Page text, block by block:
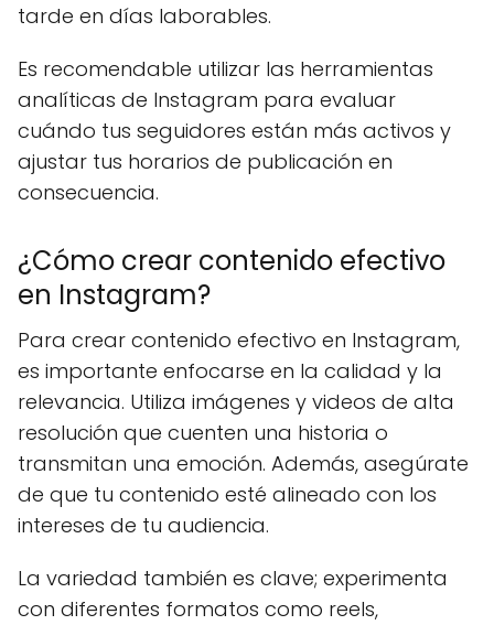
tarde en días laborables.
Es recomendable utilizar las herramientas
analíticas de Instagram para evaluar
cuándo tus seguidores están más activos y
ajustar tus horarios de publicación en
consecuencia.
¿Cómo crear contenido efectivo
en Instagram?
Para crear contenido efectivo en Instagram,
es importante enfocarse en la calidad y la
relevancia. Utiliza imágenes y videos de alta
resolución que cuenten una historia o
transmitan una emoción. Además, asegúrate
de que tu contenido esté alineado con los
intereses de tu audiencia.
La variedad también es clave; experimenta
con diferentes formatos como reels,